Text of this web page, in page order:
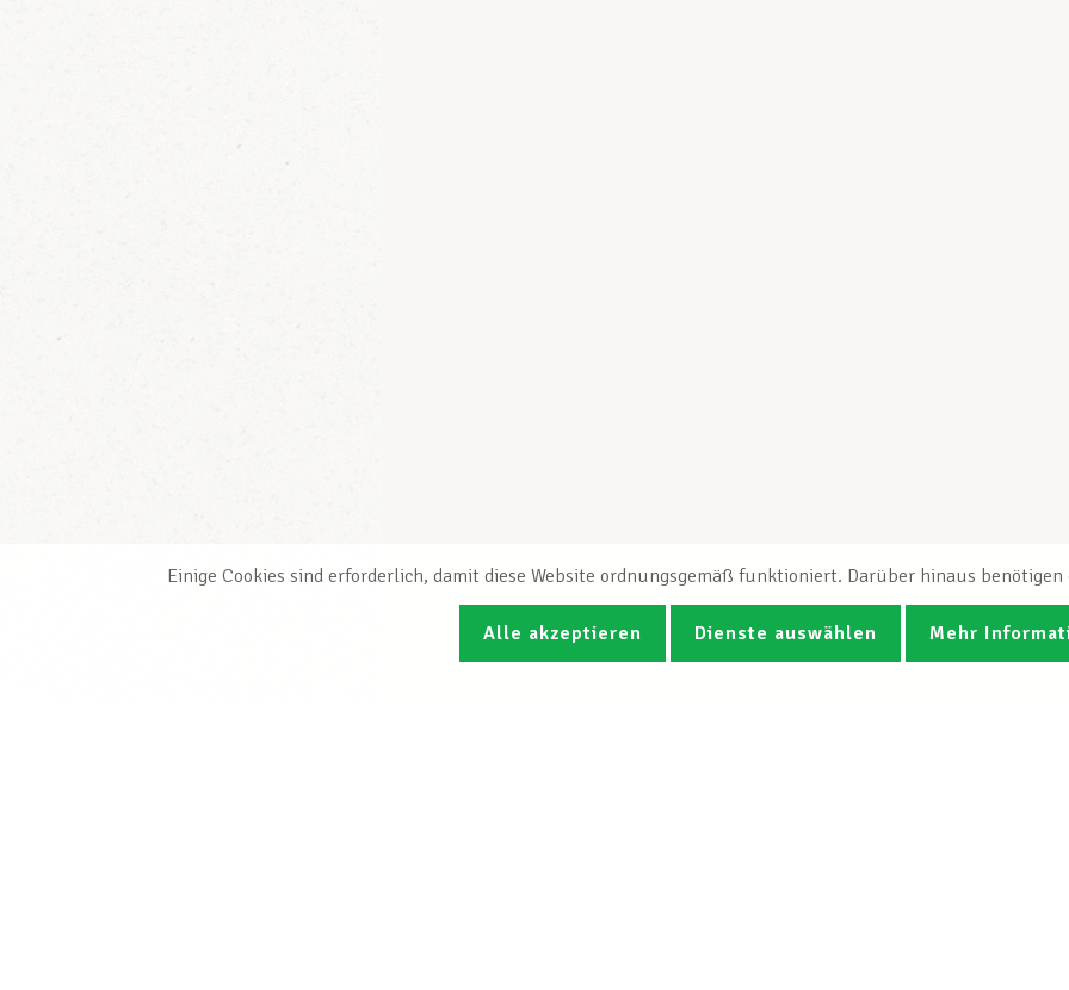
Einige Cookies sind erforderlich, damit diese Website ordnungsgemäß funktioniert. Darüber hinaus
Alle akzeptieren Dienste auswählen Mehr